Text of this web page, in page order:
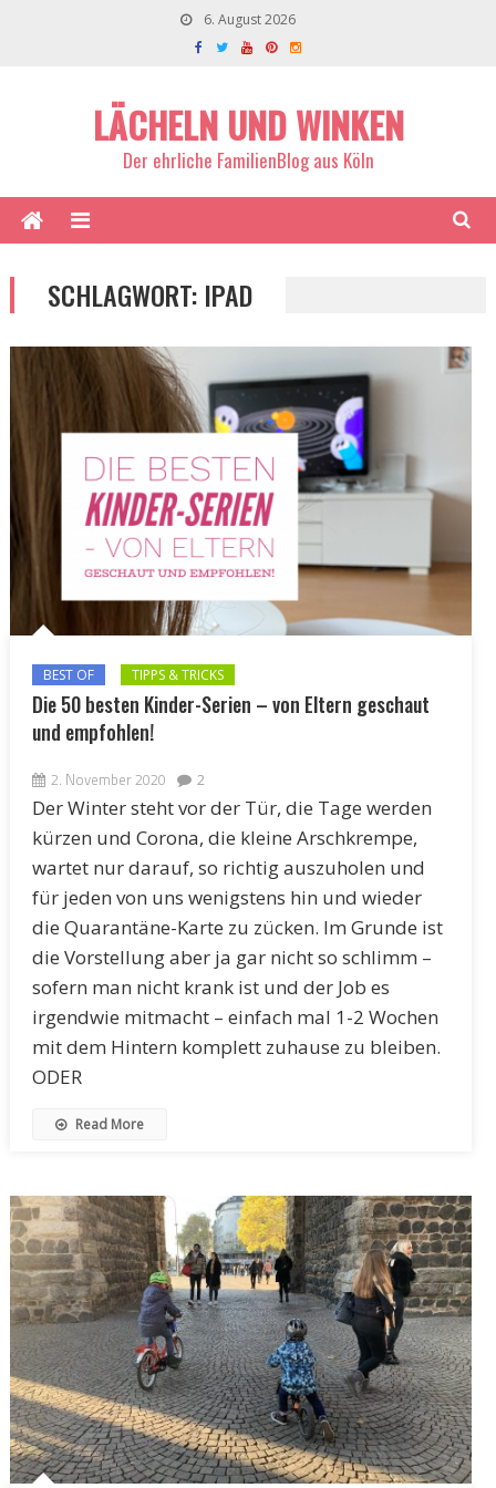
6. August 2026
LÄCHELN UND WINKEN
Der ehrliche FamilienBlog aus Köln
SCHLAGWORT: IPAD
BEST OF TIPPS & TRICKS
Die 50 besten Kinder-Serien – von Eltern geschaut
und empfohlen!
2. November 2020 2
Der Winter steht vor der Tür, die Tage werden
kürzen und Corona, die kleine Arschkrempe,
wartet nur darauf, so richtig auszuholen und
für jeden von uns wenigstens hin und wieder
die Quarantäne-Karte zu zücken. Im Grunde ist
die Vorstellung aber ja gar nicht so schlimm –
sofern man nicht krank ist und der Job es
irgendwie mitmacht – einfach mal 1-2 Wochen
mit dem Hintern komplett zuhause zu bleiben.
ODER
Read More